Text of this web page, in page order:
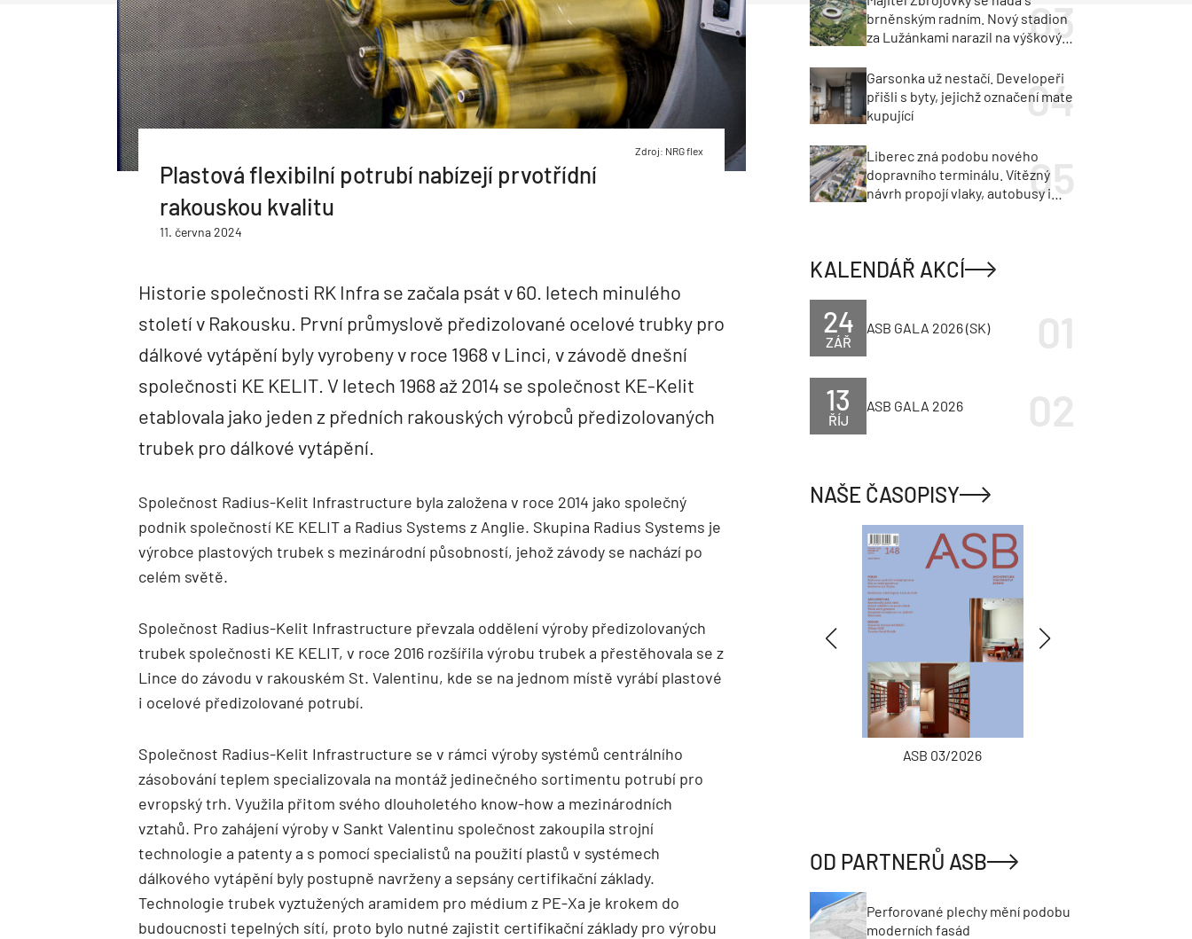
Zdroj: NRG flex
Plastová flexibilní potrubí nabízejí prvotřídní
rakouskou kvalitu
11. června 2024
Historie společnosti RK Infra se začala psát v 60. letech minulého
století v Rakousku. První průmyslově předizolované ocelové trubky pro
dálkové vytápění byly vyrobeny v roce 1968 v Linci, v závodě dnešní
společnosti KE KELIT. V letech 1968 až 2014 se společnost KE-Kelit
etablovala jako jeden z předních rakouských výrobců předizolovaných
trubek pro dálkové vytápění.
Společnost Radius-Kelit Infrastructure byla založena v roce 2014 jako společný
podnik společností KE KELIT a Radius Systems z Anglie. Skupina Radius Systems je
výrobce plastových trubek s mezinárodní působností, jehož závody se nachází po
celém světě.
Společnost Radius-Kelit Infrastructure převzala oddělení výroby předizolovaných
trubek společnosti KE KELIT, v roce 2016 rozšířila výrobu trubek a přestěhovala se z
Lince do závodu v rakouském St. Valentinu, kde se na jednom místě vyrábí plastové
i ocelové předizolované potrubí.
Společnost Radius-Kelit Infrastructure se v rámci výroby systémů centrálního
zásobování teplem specializovala na montáž jedinečného sortimentu potrubí pro
evropský trh. Využila přitom svého dlouholetého know-how a mezinárodních
vztahů. Pro zahájení výroby v Sankt Valentinu společnost zakoupila strojní
technologie a patenty a s pomocí specialistů na použití plastů v systémech
dálkového vytápění byly postupně navrženy a sepsány certifikační základy.
Technologie trubek vyztužených aramidem pro médium z PE-Xa je krokem do
budoucnosti tepelných sítí, proto bylo nutné zajistit certifikační základy pro výrobu
brněnským radním. Nový stadion
za Lužánkami narazil na výškový
Garsonka už nestačí. Developeři
přišli s byty, jejichž označení mate
kupující
Liberec zná podobu nového
dopravního terminálu. Vítězný
návrh propojí vlaky, autobusy i
KALENDÁŘ AKCÍ
ZÁŘ
24 ASB GALA 2026 (SK)
ŘÍJ
13 ASB GALA 2026
NAŠE ČASOPISY
TZB HAUSTECHNIK 02/2026 ASB 03/2026
OD PARTNERŮ ASB
Perforované plechy mění podobu
moderních fasád